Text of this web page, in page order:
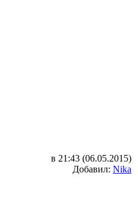
в 21:43 (06.05.2015)
Добавил: Nika